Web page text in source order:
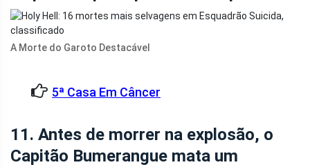
A Morte do Garoto Destacável
5ª Casa Em Câncer
11. Antes de morrer na explosão, o
Capitão Bumerangue mata um